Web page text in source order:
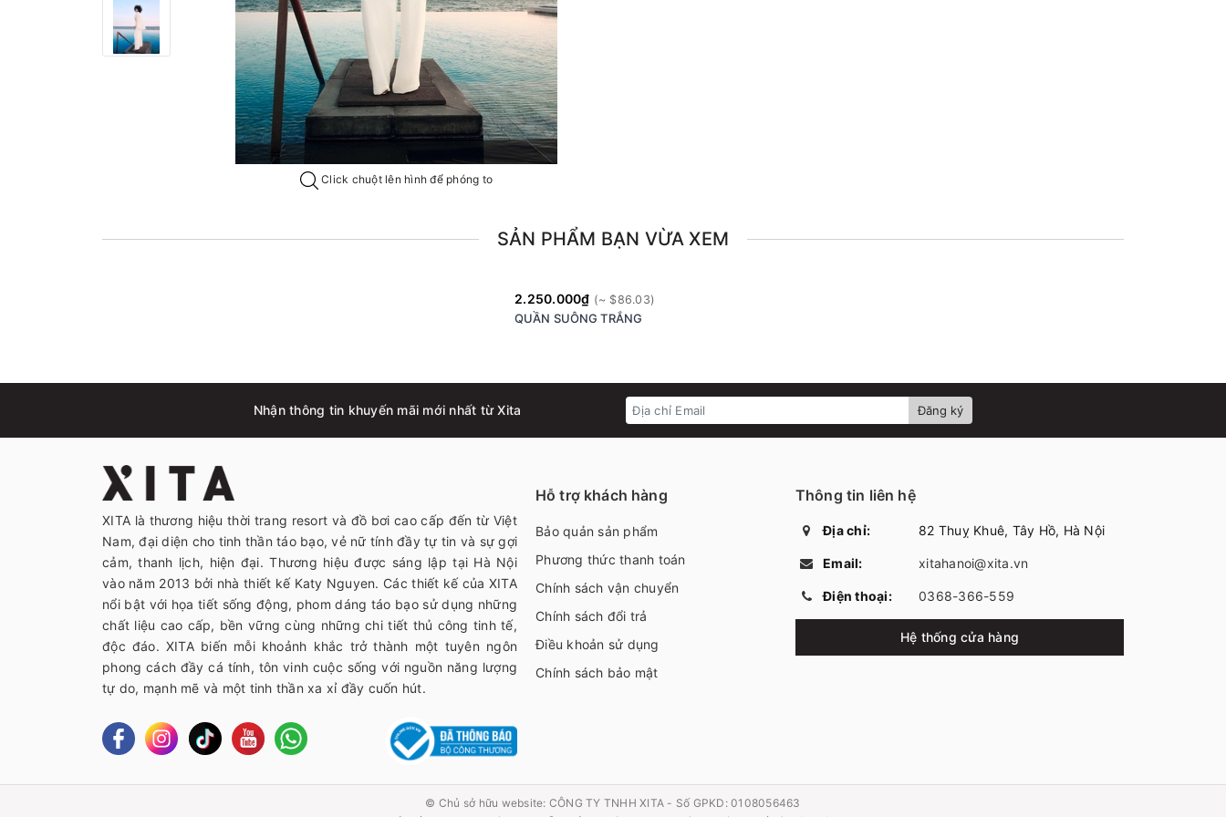
Click chuột lên hình để phóng to
SẢN PHẨM BẠN VỪA XEM
2.250.000₫
QUẦN SUÔNG TRẮNG
Nhận thông tin khuyến mãi mới nhất từ Xita Đăng ký
XITA là thương hiệu thời trang resort và đồ bơi cao cấp đến từ Việt
Nam, đại diện cho tinh thần táo bạo, vẻ nữ tính đầy tự tin và sự gợi
cảm, thanh lịch, hiện đại. Thương hiệu được sáng lập tại Hà Nội
vào năm 2013 bởi nhà thiết kế Katy Nguyen. Các thiết kế của XITA
nổi bật với họa tiết sống động, phom dáng táo bạo sử dụng những
chất liệu cao cấp, bền vững cùng những chi tiết thủ công tinh tế,
độc đáo. XITA biến mỗi khoảnh khắc trở thành một tuyên ngôn
phong cách đầy cá tính, tôn vinh cuộc sống với nguồn năng lượng
tự do, mạnh mẽ và một tinh thần xa xỉ đầy cuốn hút.
Hỗ trợ khách hàng
Bảo quản sản phẩm
Phương thức thanh toán
Chính sách vận chuyển
Chính sách đổi trả
Điều khoản sử dụng
Chính sách bảo mật
Thông tin liên hệ
Địa chỉ: 82 Thuỵ Khuê, Tây Hồ, Hà Nội
Email: xitahanoi@xita.vn
Điện thoại: 0368-366-559
Hệ thống cửa hàng
© Chủ sở hữu website: CÔNG TY TNHH XITA - Số GPKD: 0108056463